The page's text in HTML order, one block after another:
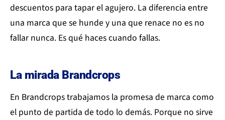
descuentos para tapar el agujero. La diferencia entre
una marca que se hunde y una que renace no es no
fallar nunca. Es qué haces cuando fallas.
La mirada Brandcrops
En Brandcrops trabajamos la promesa de marca como
el punto de partida de todo lo demás. Porque no sirve